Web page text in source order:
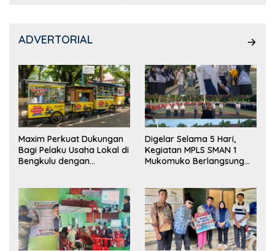
ADVERTORIAL
Maxim Perkuat Dukungan
Bagi Pelaku Usaha Lokal di
Bengkulu dengan
Pasar
Digelar Selama 5 Hari,
Kegiatan MPLS SMAN 1
Mukomuko Berlangsung